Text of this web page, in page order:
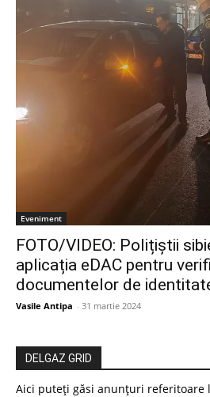
Eveniment
FOTO/VIDEO: Polițiștii
aplicația eDAC pentru
documentelor de
Vasile Antipa - 31 martie 2024
DELGAZ GRID
Aici puteți găsi anunțuri referitoare